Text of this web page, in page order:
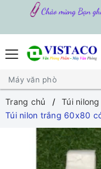
Trang chủ
Túi
Túi nilon trắng 60x80